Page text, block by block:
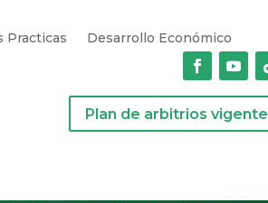
Practicas
Desarrollo Económico
Plan de arbitrios vigente